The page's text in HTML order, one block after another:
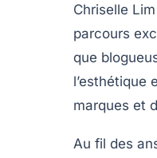
Chriselle
parcours
que
l’esthétique
marques et
Au fil des